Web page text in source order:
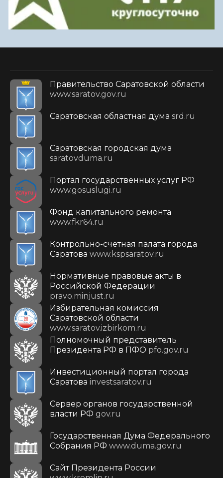
Правительство Саратовской области
www.saratov.gov.ru
Саратовская областная дума srd.ru
Саратовская городская дума
saratovduma.ru
Портал государственных услуг РФ
www.gosuslugi.ru
Фонд капитального ремонта
www.fkr64.ru
Контрольно-счетная палата города
Саратова www.kspsaratov.ru
Нормативные правовые акты в
Российской Федерации
pravo.minjust.ru
Избирательная комиссия
Саратовской области
www.saratov.izbirkom.ru
Полномочный представитель
Президента РФ в ПФО pfo.gov.ru
Инвестиционный портал города
Саратова investsaratov.ru
Сервер органов государственной
власти РФ gov.ru
Государственная Дума Федерального
Собрания РФ www.duma.gov.ru
Cайт Президента России